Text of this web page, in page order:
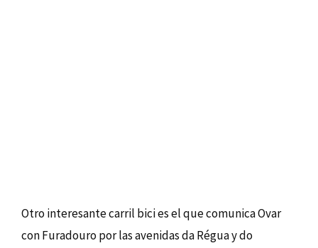
Otro interesante carril bici es el que comunica Ovar
con Furadouro por las avenidas da Régua y do